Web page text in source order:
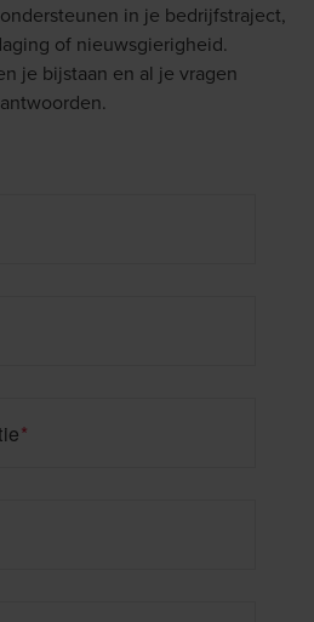
in je bedrijfstraject,
of nieuwsgierigheid.
je bijstaan en al je vragen
*